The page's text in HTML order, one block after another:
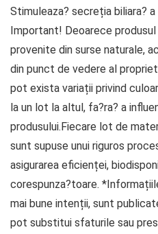
Stimuleaza? secreția biliara?
Important! Deoarece
provenite din surse naturale,
din punct de vedere al
pot exista variații privind
la un lot la altul, fa?ra? a
produsului.Fiecare lot de
sunt supuse unui riguros
asigurarea eficienței,
corespunza?toare.
mai bune intenții, sunt
pot substitui sfaturile sau